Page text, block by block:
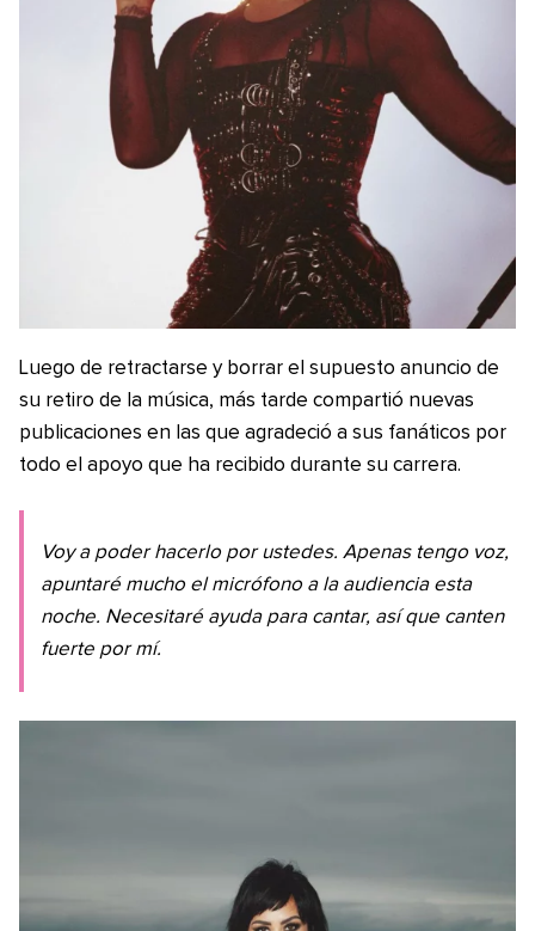
Luego de retractarse y borrar el supuesto anuncio de
su retiro de la música, más tarde compartió nuevas
publicaciones en las que agradeció a sus fanáticos por
todo el apoyo que ha recibido durante su carrera.
Voy a poder hacerlo por ustedes. Apenas tengo voz,
apuntaré mucho el micrófono a la audiencia esta
noche. Necesitaré ayuda para cantar, así que canten
fuerte por mí.